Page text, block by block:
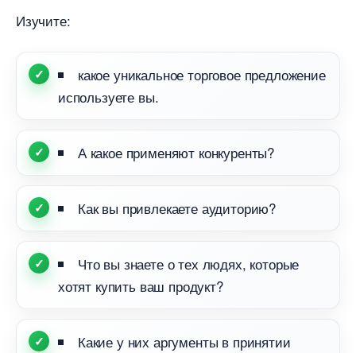
Изучите:
какое уникальное торговое предложение
используете вы.
А какое применяют конкуренты?
Как вы привлекаете аудиторию?
Что вы знаете о тех людях, которые
хотят купить ваш продукт?
Какие у них аргументы в принятии